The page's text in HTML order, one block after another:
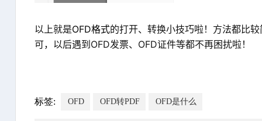
以上就是OFD格式的打开、转换小技巧啦！方法都比
可，以后遇到OFD发票、OFD证件等都不再困扰啦！
标签: OFD OFD转PDF OFD是什么